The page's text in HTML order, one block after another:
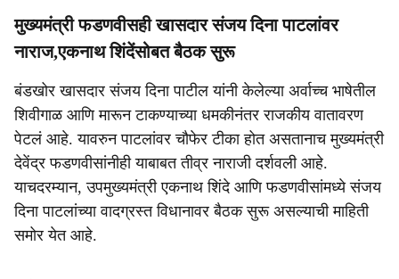
मुख्यमंत्री फडणवीसही खासदार संजय दिना पाटलांवर
नाराज,एकनाथ शिंदेंसोबत बैठक सुरू
बंडखोर खासदार संजय दिना पाटील यांनी केलेल्या अर्वाच्च भाषेतील
शिवीगाळ आणि मारून टाकण्याच्या धमकीनंतर राजकीय वातावरण
पेटलं आहे. यावरुन पाटलांवर चौफेर टीका होत असतानाच मुख्यमंत्री
देवेंद्र फडणवीसांनीही याबाबत तीव्र नाराजी दर्शवली आहे.
याचदरम्यान, उपमुख्यमंत्री एकनाथ शिंदे आणि फडणवीसांमध्ये संजय
दिना पाटलांच्या वादग्रस्त विधानावर बैठक सुरू असल्याची माहिती
समोर येत आहे.